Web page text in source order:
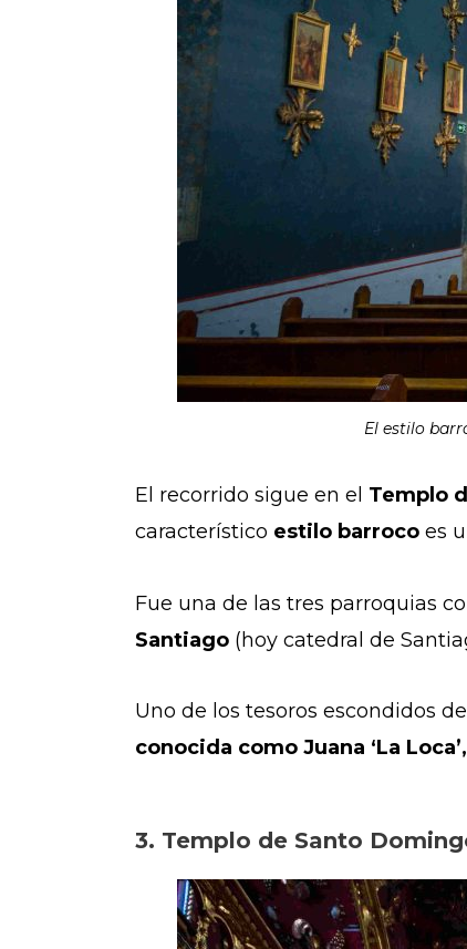
El estilo
El recorrido sigue en el Templo
característico estilo barroco es
Fue una de las tres parroquias
Santiago (hoy catedral de
Uno de los tesoros escondidos
conocida como Juana ‘La
3. Templo de Santo